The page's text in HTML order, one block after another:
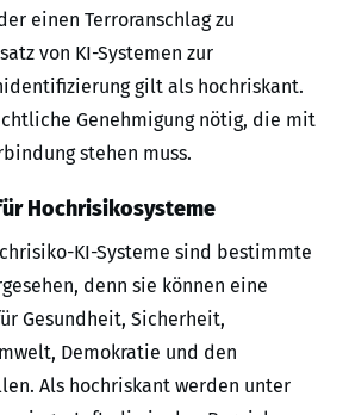
einen Terroranschlag zu
von KI-Systemen zur
gilt als hochriskant.
Genehmigung nötig, die mit
stehen muss.
Hochrisikosysteme
KI-Systeme sind bestimmte
denn sie können eine
Gesundheit, Sicherheit,
Demokratie und den
Als hochriskant werden unter